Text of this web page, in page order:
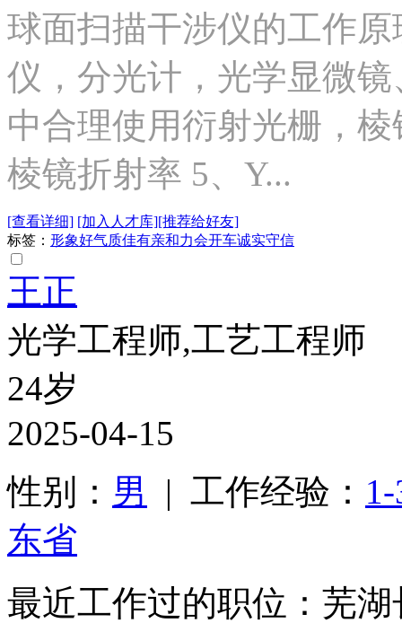
球面扫描干涉仪的工作
仪，分光计，光学显微
中合理使用衍射光栅，
棱镜折射率 5、Y...
[查看详细] [加入人才库][推荐给好友]
标签： 形象好气质佳有亲和力会开车诚实守信
王正
光学工程师,工艺工程师
24岁
2025-04-15
性别： 男 | 工作经验：
东省
最近工作过的职位：芜